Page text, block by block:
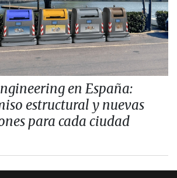
en España:
estructural y nuevas
para cada ciudad